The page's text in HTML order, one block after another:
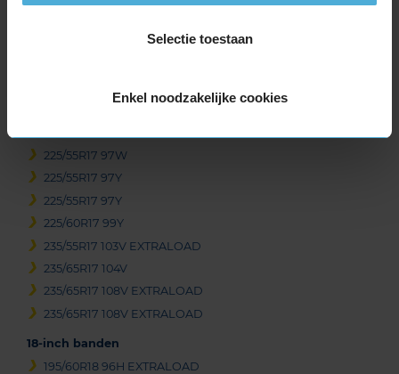
Selectie toestaan
Enkel noodzakelijke cookies
225/55R17 101Y EXTRALOAD
225/55R17 97W
225/55R17 97Y
225/55R17 97Y
225/60R17 99Y
235/55R17 103V EXTRALOAD
235/65R17 104V
235/65R17 108V EXTRALOAD
235/65R17 108V EXTRALOAD
18-inch banden
195/60R18 96H EXTRALOAD